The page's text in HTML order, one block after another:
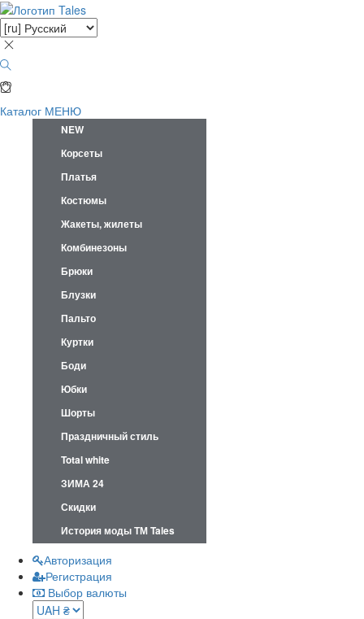
Каталог МЕНЮ
NEW
Корсеты
Платья
Костюмы
Жакеты, жилеты
Комбинезоны
Брюки
Блузки
Пальто
Куртки
Боди
Юбки
Шорты
Праздничный стиль
Total white
ЗИМА 24
Скидки
История моды ТМ Tales
Авторизация
Регистрация
Выбор валюты